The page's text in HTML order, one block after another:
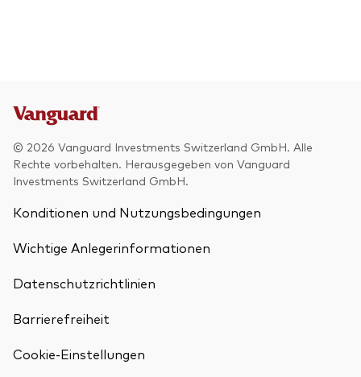
© 2026 Vanguard Investments Switzerland GmbH. Alle
Rechte vorbehalten. Herausgegeben von Vanguard
Investments Switzerland GmbH.
Konditionen und Nutzungsbedingungen
Wichtige Anlegerinformationen
Datenschutzrichtlinien
Barrierefreiheit
Cookie-Einstellungen